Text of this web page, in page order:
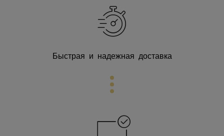
Быстрая и надежная доставка